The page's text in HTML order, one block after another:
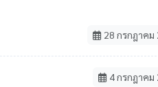
28 กรกฎาคม
4 กรกฎาคม